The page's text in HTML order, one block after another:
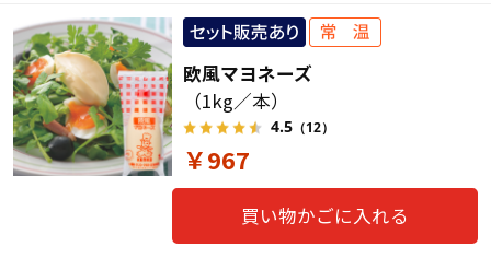
欧風マヨネーズ
（1kg／本）
4.5（12）
￥967
買い物かごに入れる